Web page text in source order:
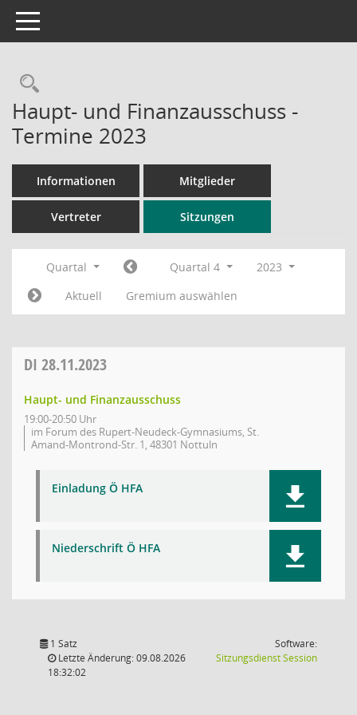
Toggle navigation
Rechercheauswahl
Haupt- und Finanzausschuss -
Termine 2023
Informationen Mitglieder
Vertreter Sitzungen
Quartal Quartal 4
2023
Aktuell
Gremium auswählen
DI 28.11.2023
Haupt- und Finanzausschuss
19:00-20:50 Uhr
im Forum des Rupert-Neudeck-Gymnasiums, St.
Amand-Montrond-Str. 1, 48301 Nottuln
Einladung Ö HFA
Niederschrift Ö HFA
1 Satz
Letzte Änderung: 09.08.2026
18:32:02
Software:
SitzungsdienstSession(Wird in